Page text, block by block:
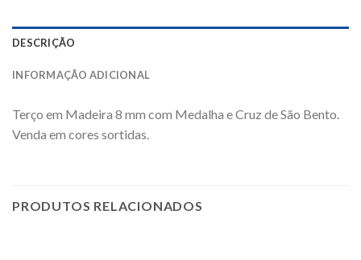
DESCRIÇÃO
INFORMAÇÃO ADICIONAL
Terço em Madeira 8 mm com Medalha e Cruz de São Bento.
Venda em cores sortidas.
PRODUTOS RELACIONADOS